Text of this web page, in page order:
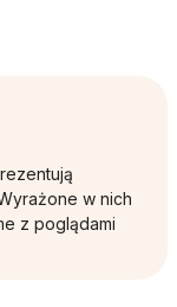
w nich
z poglądami